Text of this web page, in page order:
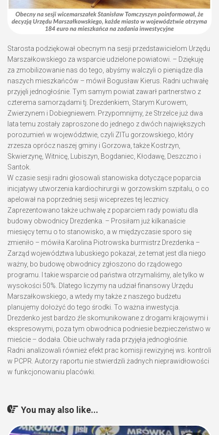
Starosta podziękował obecnym na sesji przedstawicielom Urzędu
Marszałkowskiego za wsparcie udzielone powiatowi. – Dziękuję
za zmobilizowanie nas do tego, abyśmy walczyli o pieniądze dla
naszych mieszkańców – mówił Bogusław Kierus. Radni uchwałę
przyjęli jednogłośnie. Tym samym powiat zawarł partnerstwo z
czterema samorządami tj. Drezdenkiem, Starym Kurowem,
Zwierzynem i Dobiegniewem. Przypomnijmy, że Strzelce już dwa
lata temu zostały zaproszone do jednego z dwóch największych
porozumień w województwie, czyli ZITu gorzowskiego, który
zrzesza oprócz naszej gminy i Gorzowa, także Kostrzyn,
Skwierzynę, Witnicę, Lubiszyn, Bogdaniec, Kłodawę, Deszczno i
Santok.
W czasie sesji radni głosowali stanowiska dotyczące poparcia
inicjatywy utworzenia kardiochirurgii w gorzowskim szpitalu, o co
apelował na poprzedniej sesji wiceprezes tej lecznicy.
Zaprezentowano także uchwałę z poparciem rady powiatu dla
budowy obwodnicy Drezdenka. – Prosiłam już kilkanaście
miesięcy temu o to stanowisko, a w międzyczasie sporo się
zmieniło – mówiła Karolina Piotrowska burmistrz Drezdenka –
Zarząd województwa lubuskiego pokazał, że temat jest dla niego
ważny, bo budowę obwodnicy zgłoszono do rządowego
programu. I takie wsparcie od państwa otrzymaliśmy, ale tylko w
wysokości 50%. Dlatego liczymy na udział finansowy Urzędu
Marszałkowskiego, a wtedy my także z naszego budżetu
planujemy dołożyć do tego środki. To ważna inwestycja.
Drezdenko jest bardzo źle skomunikowane z drogami krajowymi i
ekspresowymi, poza tym obwodnica podniesie bezpieczeństwo w
mieście – dodała. Obie uchwały rada przyjęła jednogłośnie.
Radni analizowali również efekt prac komisji rewizyjnej ws. kontroli
w PCPR. Autorzy raportu nie stwierdzili żadnych nieprawidłowości
w funkcjonowaniu placówki.
You may also like...